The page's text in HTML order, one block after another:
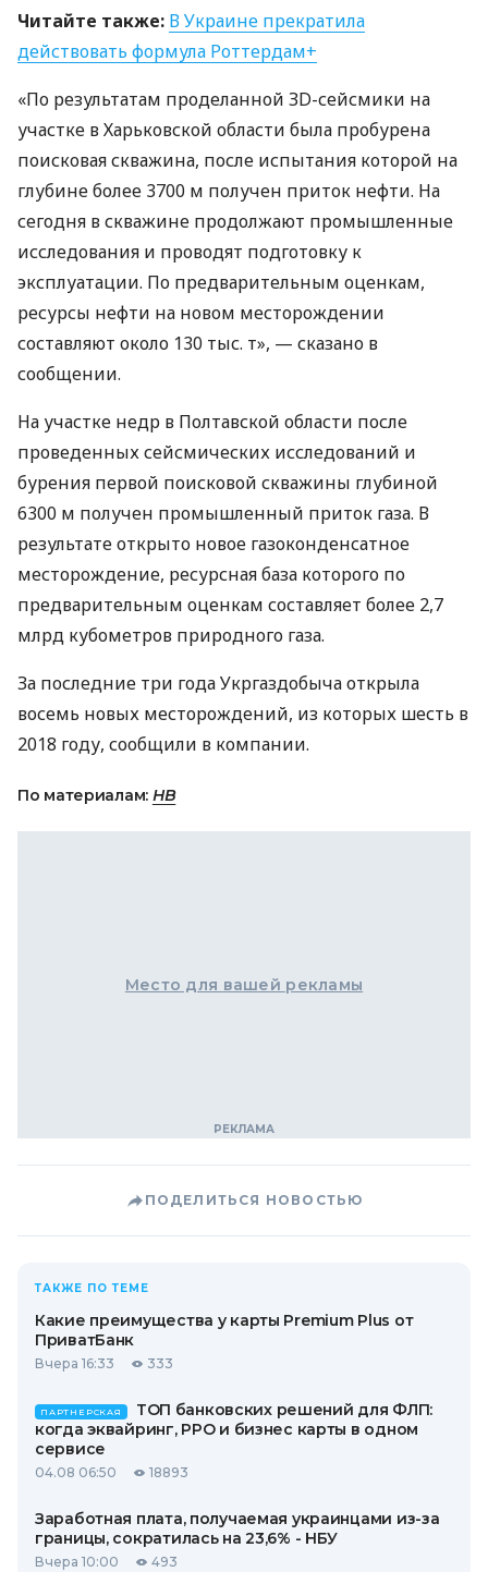
Читайте также: В Украине прекратила
действовать формула Роттердам+
«По результатам проделанной ЗD-сейсмики на
участке в Харьковской области была пробурена
поисковая скважина, после испытания которой на
глубине более 3700 м получен приток нефти. На
сегодня в скважине продолжают промышленные
исследования и проводят подготовку к
эксплуатации. По предварительным оценкам,
ресурсы нефти на новом месторождении
составляют около 130 тыс. т», — сказано в
сообщении.
На участке недр в Полтавской области после
проведенных сейсмических исследований и
бурения первой поисковой скважины глубиной
6300 м получен промышленный приток газа. В
результате открыто новое газоконденсатное
месторождение, ресурсная база которого по
предварительным оценкам составляет более 2,7
млрд кубометров природного газа.
За последние три года Укргаздобыча открыла
восемь новых месторождений, из которых шесть в
2018 году, сообщили в компании.
По материалам: НВ
Место для вашей рекламы
ПОДЕЛИТЬСЯ НОВОСТЬЮ
ТАКЖЕ ПО ТЕМЕ
Какие преимущества у карты Premium Plus от
ПриватБанк
Вчера 16:33 333
ПАРТНЕРСКАЯ
ТОП банковских решений для ФЛП:
когда эквайринг, РРО и бизнес карты в одном
сервисе
04.08 06:50 18893
Заработная плата, получаемая украинцами из-за
границы, сократилась на 23,6% - НБУ
Вчера 10:00 493